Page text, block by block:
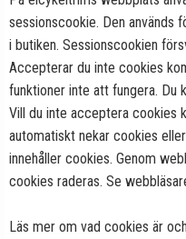
sessionscookie. Den används
i butiken. Sessionscookien
Accepterar du inte cookies
funktioner inte att fungera. Du
Vill du inte acceptera cookies
automatiskt nekar cookies
innehåller cookies. Genom
cookies raderas. Se
Läs mer om vad cookies är